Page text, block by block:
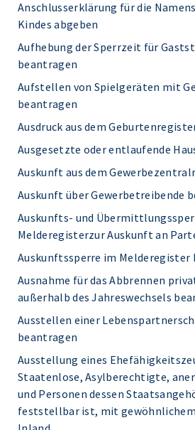
Anschlusserklärung für die
Kindes abgeben
Aufhebung der Sperrzeit für
beantragen
Aufstellen von Spielgeräten mit
beantragen
Ausdruck aus dem
Ausgesetzte oder entlaufende
Auskunft aus dem
Auskunft über Gewerbetreibende
Auskunfts- und
Melderegisterzur Auskunft an
Auskunftssperre im Melderegister
Ausnahme für das Abbrennen
außerhalb des Jahreswechsels
Ausstellen einer
beantragen
Ausstellung eines
Staatenlose, Asylberechtigte,
und Personen dessen
feststellbar ist, mit